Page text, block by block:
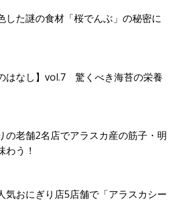
した謎の食材「桜でんぶ」の秘密に
はなし】vol.7 驚くべき海苔の栄養
の老舗2名店でアラスカ産の筋子・明
わう！
気おにぎり店5店舗で「アラスカシー